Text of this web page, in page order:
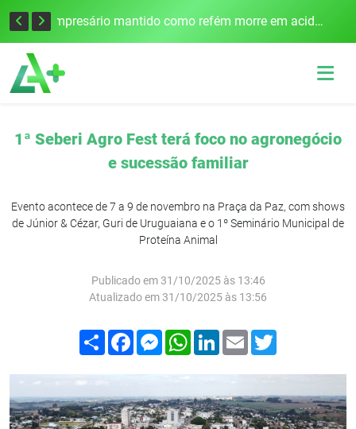
Edital para construção de ponte entre Itapiranga e Barra do Guarita deve ser lançado no segundo semestre Empresário mantido como refém morre em acidente após assalto em Cerro Largo
1ª Seberi Agro Fest terá foco no agronegócio
e sucessão familiar
Evento acontece de 7 a 9 de novembro na Praça da Paz, com shows
de Júnior & Cézar, Guri de Uruguaiana e o 1º Seminário Municipal de
Proteína Animal
Publicado em 31/10/2025 às 13:46
Atualizado em 31/10/2025 às 13:56
Compartilhar
FacebookMessenger
WhatsApp
LinkedIn
Email